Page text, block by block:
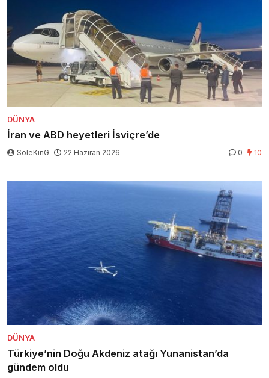
DÜNYA
İran ve ABD heyetleri İsviçre’de
SoleKinG 22 Haziran 2026 0 10
DÜNYA
Türkiye’nin Doğu Akdeniz atağı Yunanistan’da
gündem oldu